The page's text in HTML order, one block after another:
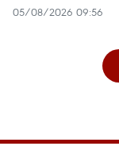
05/08/2026 09:56